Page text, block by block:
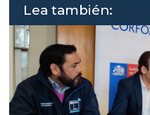
Lea también: